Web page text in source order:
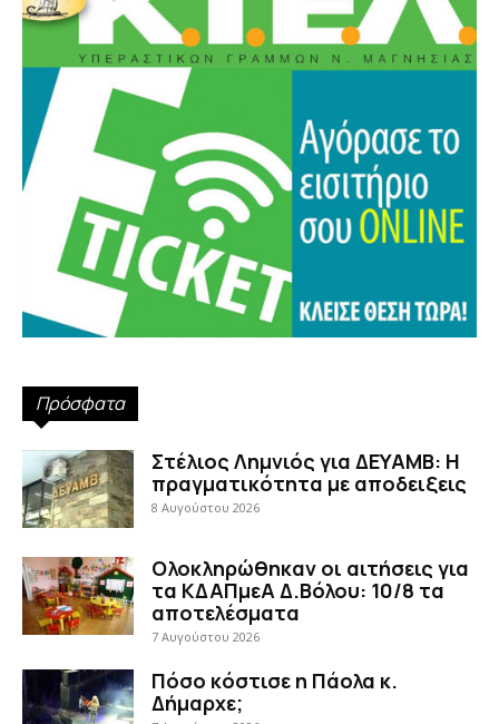
Πρόσφατα
Στέλιος Λημνιός για ΔΕΥΑΜΒ: Η
πραγματικότητα με αποδειξεις
8 Αυγούστου 2026
Ολοκληρώθηκαν οι αιτήσεις για
τα ΚΔΑΠμεΑ Δ.Βόλου: 10/8 τα
αποτελέσματα
7 Αυγούστου 2026
Πόσο κόστισε η Πάολα κ.
Δήμαρχε;